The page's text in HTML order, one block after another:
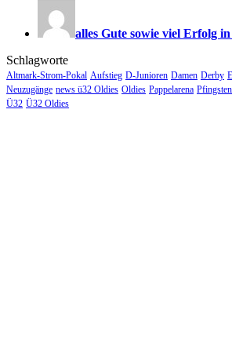
alles Gute sowie viel Erfolg
Schlagworte
Altmark-Strom-Pokal Aufstieg D-Junioren Damen Derby
Neuzugänge news ü32 Oldies Oldies Pappelarena Pfingsten
Ü32 Ü32 Oldies